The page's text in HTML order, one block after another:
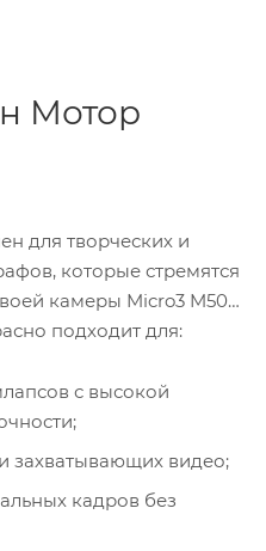
Мотор
для творческих и
которые стремятся
камеры Micro3 M500,
подходит для:
с высокой
захватывающих видео;
кадров без